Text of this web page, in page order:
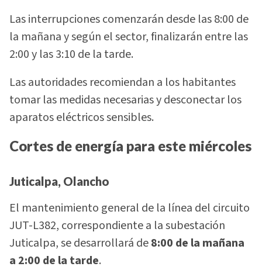
Las interrupciones comenzarán desde las 8:00 de
la mañana y según el sector, finalizarán entre las
2:00 y las 3:10 de la tarde.
Las autoridades recomiendan a los habitantes
tomar las medidas necesarias y desconectar los
aparatos eléctricos sensibles.
Cortes de energía para este miércoles
Juticalpa, Olancho
El mantenimiento general de la línea del circuito
JUT-L382, correspondiente a la subestación
Juticalpa, se desarrollará de8:00 de la mañana
a 2:00 de la tarde.